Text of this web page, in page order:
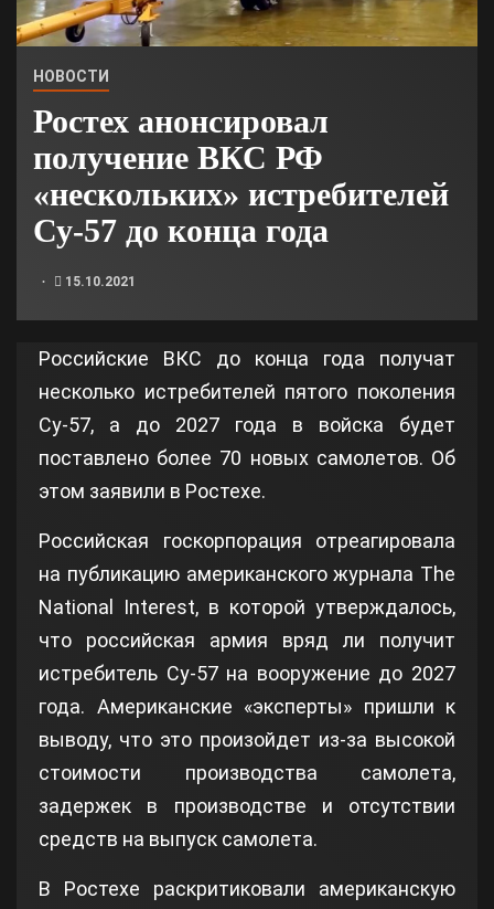
НОВОСТИ
Ростех анонсировал
получение ВКС РФ
«нескольких» истребителей
Су-57 до конца года
15.10.2021
Российские ВКС до конца года получат
несколько истребителей пятого поколения
Су-57, а до 2027 года в войска будет
поставлено более 70 новых самолетов. Об
этом заявили в Ростехе.
Российская госкорпорация отреагировала
на публикацию американского журнала The
National Interest, в которой утверждалось,
что российская армия вряд ли получит
истребитель Су-57 на вооружение до 2027
года. Американские «эксперты» пришли к
выводу, что это произойдет из-за высокой
стоимости производства самолета,
задержек в производстве и отсутствии
средств на выпуск самолета.
В Ростехе раскритиковали американскую